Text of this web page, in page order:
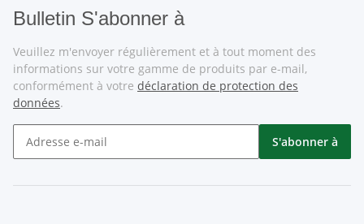
Bulletin S'abonner à
Veuillez m'envoyer régulièrement et à tout moment des
informations sur votre gamme de produits par e-mail,
conformément à votre déclaration de protection des
données.
S'abonner à